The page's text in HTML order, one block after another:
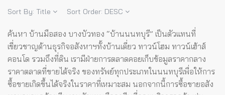
Sort By: Title Sort Order: DESC
ค้นหา บ้านมือสอง บางบัวทอง “บ้านนนทบุรี” เป็นตัวแทนที่
เชี่ยวชาญด้านธุรกิจอสังหาฯทั้งบ้านเดี่ยว ทาวน์โฮม ทาวน์เฮ้าส์
คอนโด รวมถึงที่ดิน เรามีฝ่ายการตลาดคอยเก็บข้อมูลราคากลาง
ราคาตลาดที่ขายได้จริง ของทรัพย์ทุกประเภทในนนทบุรีเพื่อให้การ
ซื้อขายเกิดขึ้นได้จริงในราคาที่เหมาะสม นอกจากนี้การซื้อขายอสัง